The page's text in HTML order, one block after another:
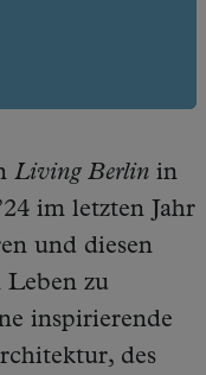
Mannes, der sich
Living Berlin in
im letzten Jahr
und diesen
Leben zu
inspirierende
des